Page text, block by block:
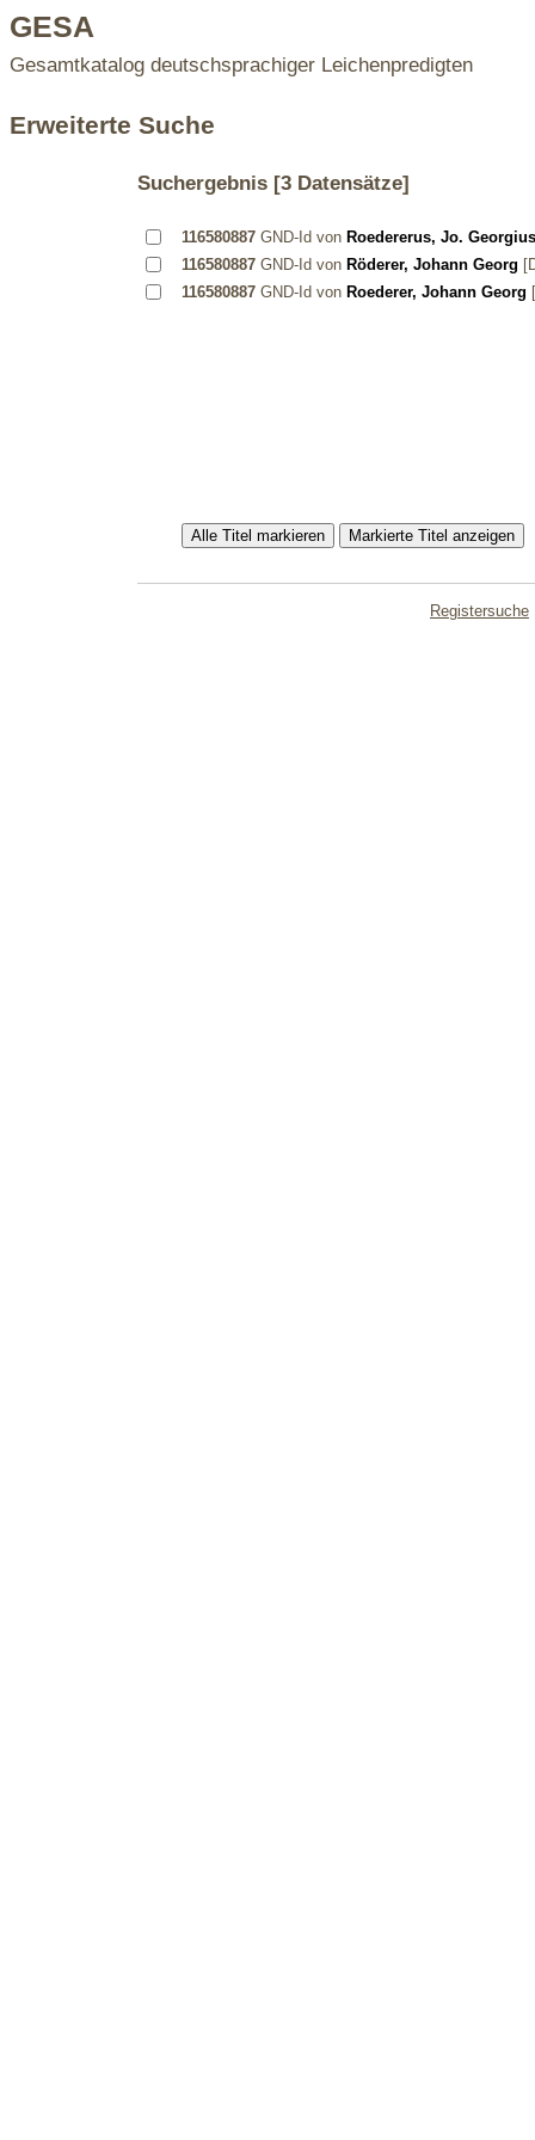
GESA
Gesamtkatalog deutschsprachiger Leichenpredigten
Erweiterte Suche
Suchergebnis[3 Datensätze]
116580887GND-Id von Roedererus, Jo. Georgius
116580887GND-Id von Röderer, Johann Georg
116580887GND-Id von Roederer, Johann Georg
Registersuche